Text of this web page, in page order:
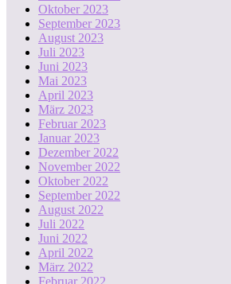
Oktober 2023
September 2023
August 2023
Juli 2023
Juni 2023
Mai 2023
April 2023
März 2023
Februar 2023
Januar 2023
Dezember 2022
November 2022
Oktober 2022
September 2022
August 2022
Juli 2022
Juni 2022
April 2022
März 2022